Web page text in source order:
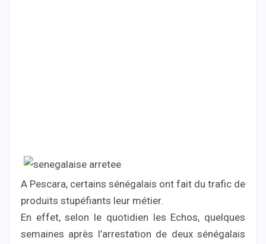
A Pescara, certains sénégalais ont fait du trafic de
produits stupéfiants leur métier.
En effet, selon le quotidien les Echos, quelques
semaines après l’arrestation de deux sénégalais